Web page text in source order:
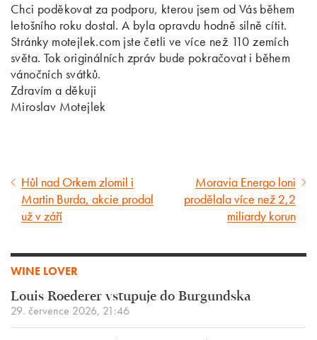
Chci poděkovat za podporu, kterou jsem od Vás během
letošního roku dostal. A byla opravdu hodně silně cítit.
Stránky motejlek.com jste četli ve více než 110 zemích
světa. Tok originálních zpráv bude pokračovat i během
vánočních svátků.
Zdravím a děkuji
Miroslav Motejlek
Předcházející
článek
Hůl nad Orkem zlomil i
Martin Burda, akcie prodal
už v září
Následující
článek
Moravia Energo loni
prodělala více než 2,2
miliardy korun
WINE LOVER
Louis Roederer vstupuje do Burgundska
29. července 2026, 21:46